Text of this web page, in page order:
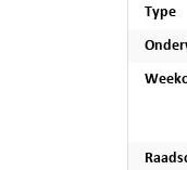
Type